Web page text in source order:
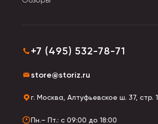
+7 (495) 532-78-71
store@storiz.ru
г. Москва, Алтуфьевское ш. 37, стр. 1
Пн.– Пт.: с 09:00 до 18:00